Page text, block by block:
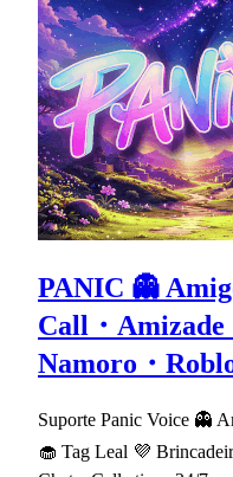
PANIC 👻
Call・
Namoro・
Suporte Panic Voice 👻
🧁 Tag Leal 💜